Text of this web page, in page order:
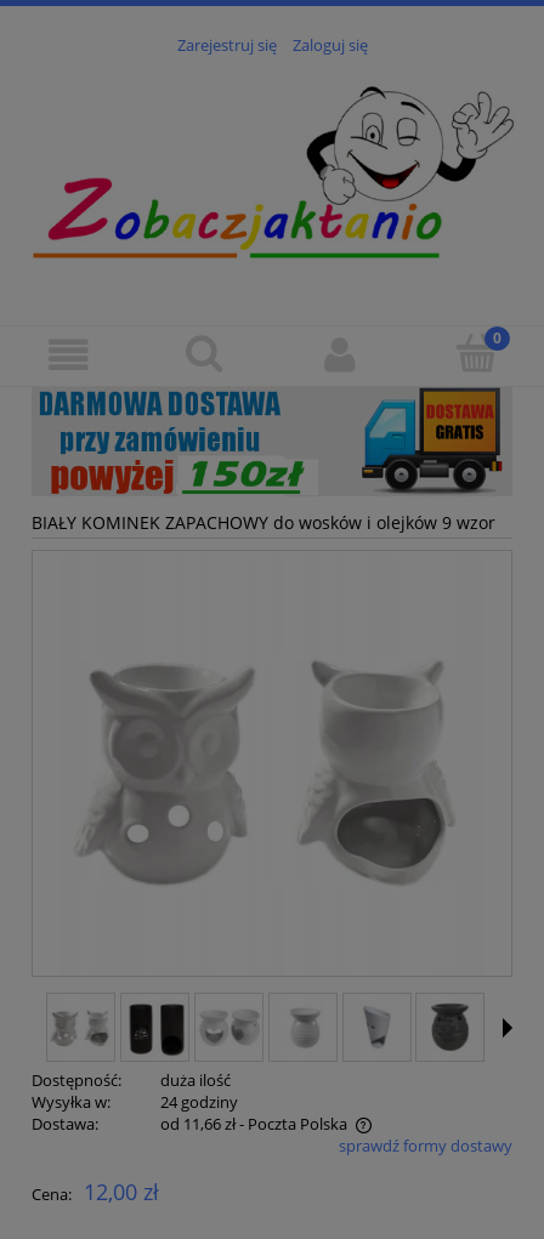
Zarejestruj się Zaloguj się
BIAŁY KOMINEK ZAPACHOWY do wosków i olejków 9 wzor
Dostępność:
duża ilość
Wysyłka w:
24 godziny
Dostawa:
od 11,66 zł- Poczta Polska
Cena nie zawiera ewentualnych kosztów płatnościsprawdź formy dostawy
Cena: 12,00 zł